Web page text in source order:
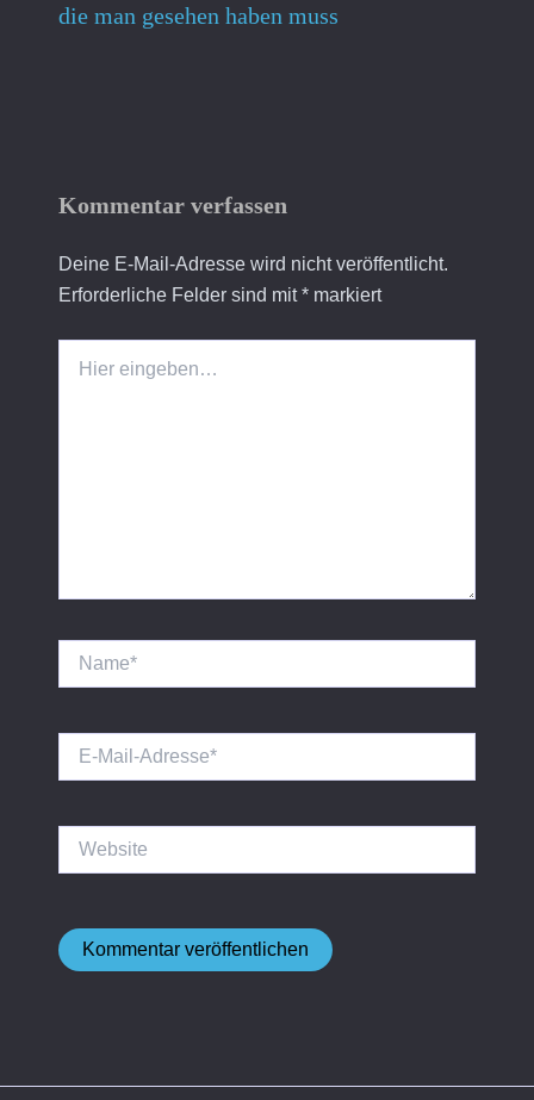
die man gesehen haben muss
Kommentar verfassen
Deine E-Mail-Adresse wird nicht veröffentlicht.
Erforderliche Felder sind mit*markiert
eingeben…
Mail-